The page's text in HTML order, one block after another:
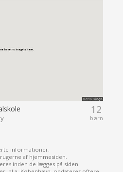
12
børn
informationer.
af hjemmesiden.
inden de lægges på siden.